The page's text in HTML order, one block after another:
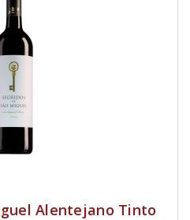
Alentejano Tinto